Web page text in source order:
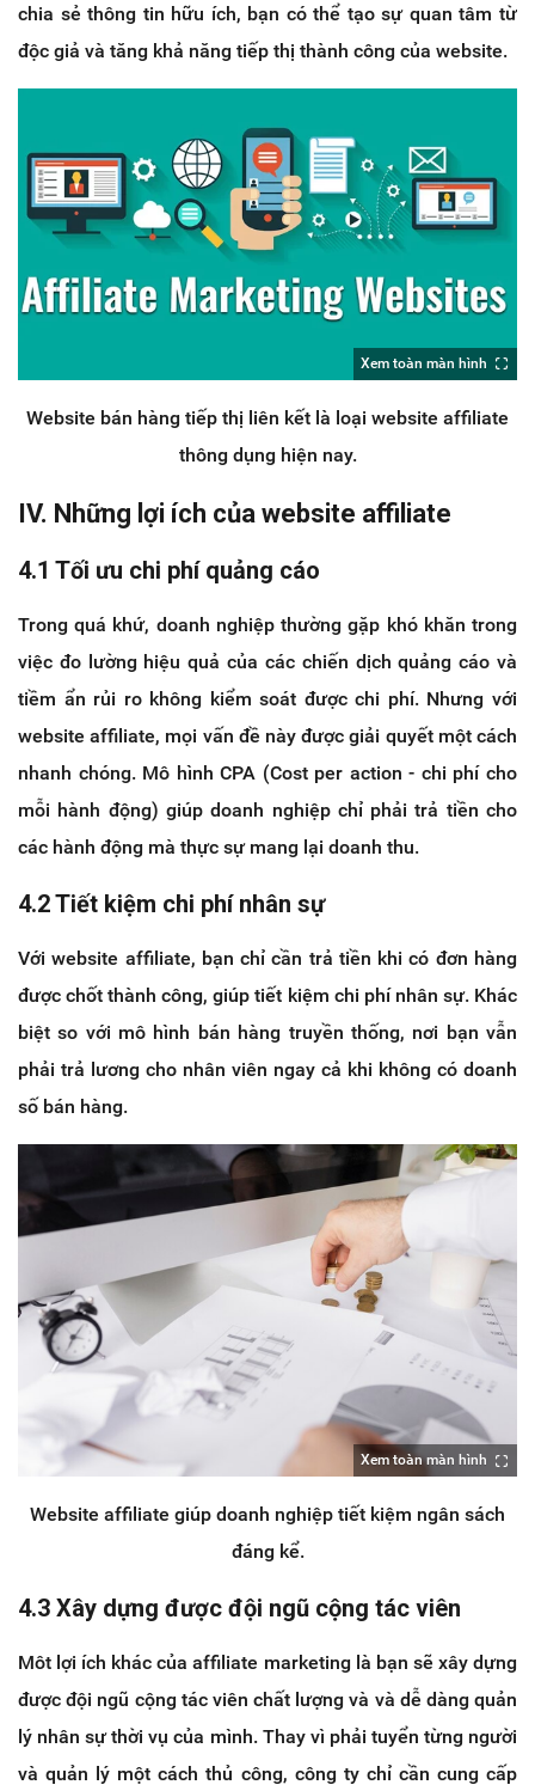
chia sẻ thông tin hữu ích, bạn có thể tạo sự quan tâm từ
độc giả và tăng khả năng tiếp thị thành công của website.
Xem toàn màn hình
Website bán hàng tiếp thị liên kết là loại website affiliate
thông dụng hiện nay.
IV. Những lợi ích của website affiliate
4.1 Tối ưu chi phí quảng cáo
Trong quá khứ, doanh nghiệp thường gặp khó khăn trong
việc đo lường hiệu quả của các chiến dịch quảng cáo và
tiềm ẩn rủi ro không kiểm soát được chi phí. Nhưng với
website affiliate, mọi vấn đề này được giải quyết một cách
nhanh chóng. Mô hình CPA (Cost per action - chi phí cho
mỗi hành động) giúp doanh nghiệp chỉ phải trả tiền cho
các hành động mà thực sự mang lại doanh thu.
4.2 Tiết kiệm chi phí nhân sự
Với website affiliate, bạn chỉ cần trả tiền khi có đơn hàng
được chốt thành công, giúp tiết kiệm chi phí nhân sự. Khác
biệt so với mô hình bán hàng truyền thống, nơi bạn vẫn
phải trả lương cho nhân viên ngay cả khi không có doanh
số bán hàng.
Xem toàn màn hình
Website affiliate giúp doanh nghiệp tiết kiệm ngân sách
đáng kể.
4.3 Xây dựng được đội ngũ cộng tác viên
Môt lợi ích khác của affiliate marketing là bạn sẽ xây dựng
được đội ngũ cộng tác viên chất lượng và và dễ dàng quản
lý nhân sự thời vụ của mình. Thay vì phải tuyển từng người
và quản lý một cách thủ công, công ty chỉ cần cung cấp